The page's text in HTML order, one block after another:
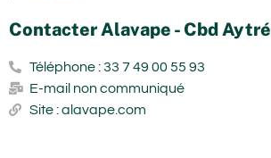
Contacter Alavape - Cbd Aytré
Téléphone : 33 7 49 00 55 93
E-mail non communiqué
Site : alavape.com